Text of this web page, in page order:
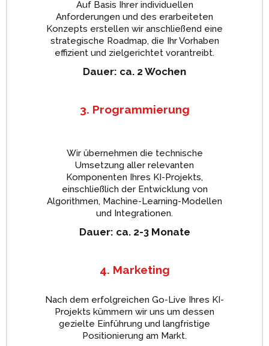
Auf Basis Ihrer individuellen
Anforderungen und des erarbeiteten
Konzepts erstellen wir anschließend eine
strategische Roadmap, die Ihr Vorhaben
effizient und zielgerichtet vorantreibt.
Dauer: ca. 2 Wochen
3. Programmierung
Wir übernehmen die technische
Umsetzung aller relevanten
Komponenten Ihres KI-Projekts,
einschließlich der Entwicklung von
Algorithmen, Machine-Learning-Modellen
und Integrationen.
Dauer: ca. 2-3 Monate
4. Marketing
Nach dem erfolgreichen Go-Live Ihres KI-
Projekts kümmern wir uns um dessen
gezielte Einführung und langfristige
Positionierung am Markt.